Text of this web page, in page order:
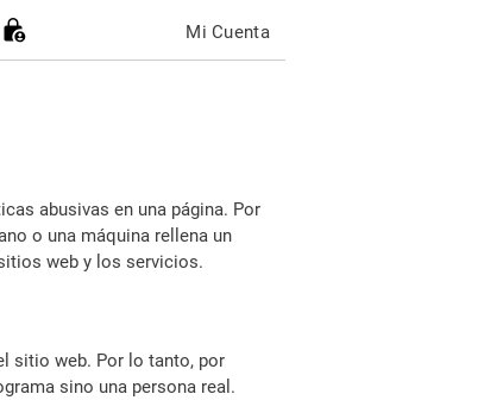
Mi Cuenta
abusivas en una página. Por
o una máquina rellena un
web y los servicios.
sitio web. Por lo tanto, por
sino una persona real.